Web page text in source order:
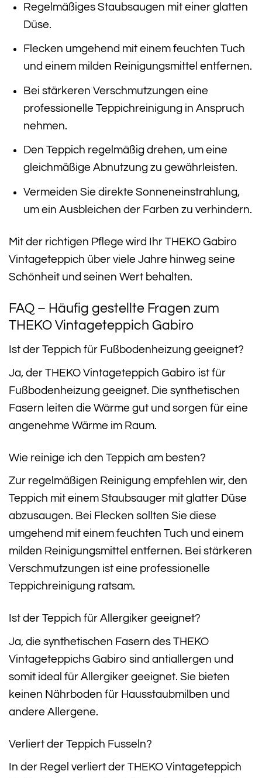
Regelmäßiges Staubsaugen mit einer glatten
Düse.
Flecken umgehend mit einem feuchten Tuch
und einem milden Reinigungsmittel entfernen.
Bei stärkeren Verschmutzungen eine
professionelle Teppichreinigung in Anspruch
nehmen.
Den Teppich regelmäßig drehen, um eine
gleichmäßige Abnutzung zu gewährleisten.
Vermeiden Sie direkte Sonneneinstrahlung,
um ein Ausbleichen der Farben zu verhindern.
Mit der richtigen Pflege wird Ihr THEKO Gabiro
Vintageteppich über viele Jahre hinweg seine
Schönheit und seinen Wert behalten.
FAQ – Häufig gestellte Fragen zum
THEKO Vintageteppich Gabiro
Ist der Teppich für Fußbodenheizung geeignet?
Ja, der THEKO Vintageteppich Gabiro ist für
Fußbodenheizung geeignet. Die synthetischen
Fasern leiten die Wärme gut und sorgen für eine
angenehme Wärme im Raum.
Wie reinige ich den Teppich am besten?
Zur regelmäßigen Reinigung empfehlen wir, den
Teppich mit einem Staubsauger mit glatter Düse
abzusaugen. Bei Flecken sollten Sie diese
umgehend mit einem feuchten Tuch und einem
milden Reinigungsmittel entfernen. Bei stärkeren
Verschmutzungen ist eine professionelle
Teppichreinigung ratsam.
Ist der Teppich für Allergiker geeignet?
Ja, die synthetischen Fasern des THEKO
Vintageteppichs Gabiro sind antiallergen und
somit ideal für Allergiker geeignet. Sie bieten
keinen Nährboden für Hausstaubmilben und
andere Allergene.
Verliert der Teppich Fusseln?
In der Regel verliert der THEKO Vintageteppich